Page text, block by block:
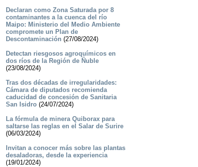
Declaran como Zona Saturada por 8
contaminantes a la cuenca del río
Maipo: Ministerio del Medio Ambiente
compromete un Plan de
Descontaminación (27/08/2024)
Detectan riesgosos agroquímicos en
dos ríos de la Región de Ñuble
(23/08/2024)
Tras dos décadas de irregularidades:
Cámara de diputados recomienda
caducidad de concesión de Sanitaria
San Isidro(24/07/2024)
La fórmula de minera Quiborax para
saltarse las reglas en el Salar de Surire
(06/03/2024)
Invitan a conocer más sobre las plantas
desaladoras, desde la experiencia
(19/01/2024)